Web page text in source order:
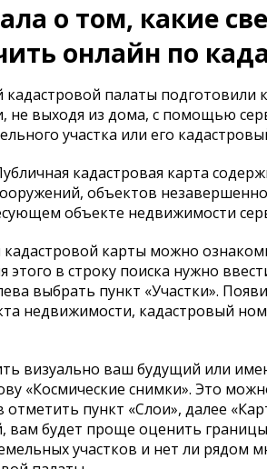
о том, какие
онлайн по
палаты
выходя из дома, с помощью
участка или его
кадастровая карта
объектов
объекте недвижимости
карты можно
этого в строку поиска нужно
выбрать пункт «Участки».
недвижимости, кадастровый
визуально ваш будущий или
«Космические снимки». Это
пункт «Слои», далее
вам будет проще оценить
участков и нет ли рядом